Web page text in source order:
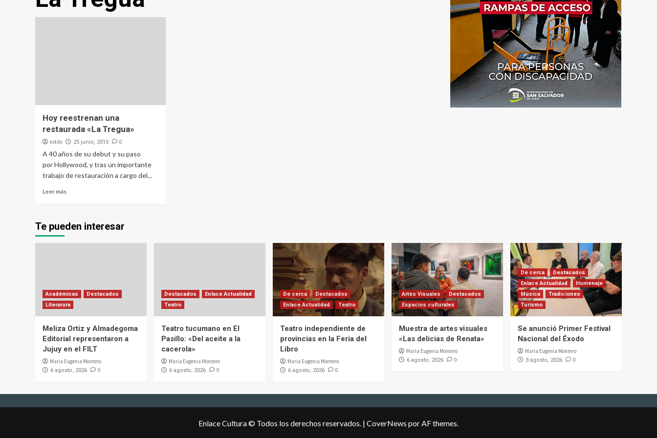
Hoy reestrenan una
restaurada «La Tregua»
estilo 25 junio, 2015 0
A 40 años de su debut y su paso
por Hollywood, y tras un importante
trabajo de restauración a cargo del...
Leer más
Te pueden interesar
Académicas
Destacados
Literarura
Meliza Ortiz y Almadegoma
Editorial representaron a
Jujuy en el FILT
Maria Eugenia Montero
6 agosto, 2026 0
Destacados
Enlace Actualidad
Teatro
Teatro tucumano en El
Pasillo: «Del aceite a la
cacerola»
Maria Eugenia Montero
6 agosto, 2026 0
De cerca
Destacados
Enlace Actualidad
Teatro
Teatro independiente de
provincias en la Feria del
Libro
Maria Eugenia Montero
6 agosto, 2026 0
Artes Visuales
Destacados
Espacios culturales
Muestra de artes visuales
«Las delicias de Renata»
Maria Eugenia Montero
6 agosto, 2026 0
De cerca
Destacados
Enlace Actualidad
Homenaje
Música
Tradiciones
Turismo
Se anunció Primer Festival
Nacional del Éxodo
Maria Eugenia Montero
3 agosto, 2026 0
Enlace Cultura © Todos los derechos reservados. | CoverNews por AF themes.